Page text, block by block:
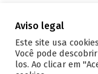
Aviso legal
Este site usa
Você pode
los. Ao clicar em